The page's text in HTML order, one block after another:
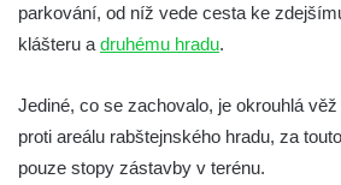
Hrad Potštejn
Hrad u Hvězdy
Hrad Čap
Hrad Bradlec
parkování, od níž vede cesta ke
klášteru a druhému hradu.
Jediné, co se zachovalo, je okrouhlá
proti areálu rabštejnského hradu, za
pouze stopy zástavby v terénu.